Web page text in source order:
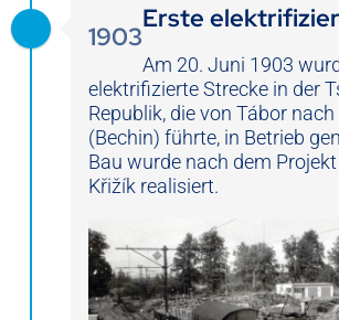
1903
Erste
Am 20. Juni 1903
elektrifizierte Strecke in der
Republik, die von Tábor
(Bechin) führte, in Betrieb
Bau wurde nach dem
Křižík realisiert.